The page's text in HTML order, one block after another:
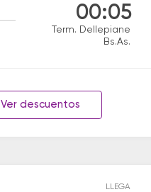
00:05
Term. Dellepiane
Bs.As.
Ver descuentos
LLEGA